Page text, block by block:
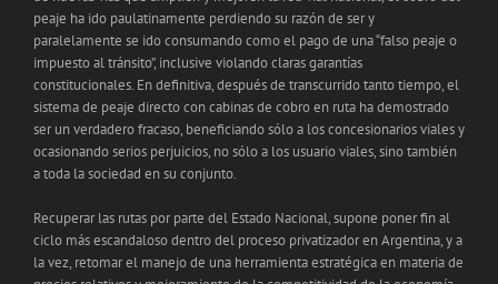
peaje ha ido paulatinamente perdiendo su razón de ser y
paralelamente se ido consumando como el pago de una “falso peaje o
impuesto al tránsito”, inclusive violando claras garantías
constitucionales. En definitiva, después de transcurrido tanto tiempo, el
sistema de peaje directo con cabinas de cobro en ruta ha demostrado
ser un verdadero fracaso, beneficiando sólo a los concesionarios viales y
ocasionando serios perjuicios, no sólo a los usuario viales, sino también
a toda la sociedad en su conjunto.
Recuperar las rutas por parte del Estado Nacional, supone poner fin al
ciclo más escandaloso dentro del proceso privatizador en Argentina, y a
la vez, retomar el manejo de una herramienta estratégica en materia de